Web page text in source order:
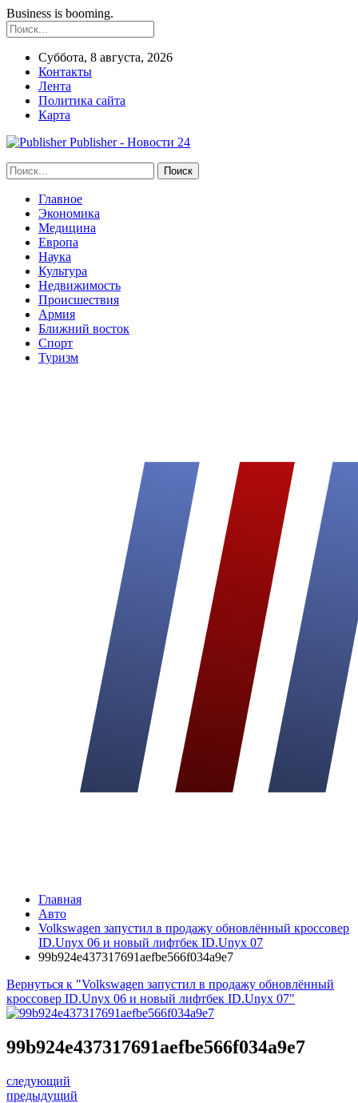
Business is booming.
Суббота, 8 августа, 2026
Контакты
Лента
Политика сайта
Карта
Publisher - Новости 24
Главное
Экономика
Медицина
Европа
Наука
Культура
Недвижимость
Происшествия
Армия
Ближний восток
Спорт
Туризм
Главная
Авто
Volkswagen запустил в продажу обновлённый кроссовер
ID.Unyx 06 и новый лифтбек ID.Unyx 07
99b924e437317691aefbe566f034a9e7
Вернуться к "Volkswagen запустил в продажу обновлённый
кроссовер ID.Unyx 06 и новый лифтбек ID.Unyx 07"
99b924e437317691aefbe566f034a9e7
следующий
предыдущий